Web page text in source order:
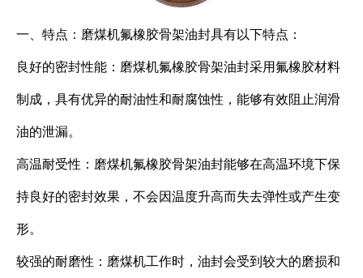
一、特点：磨煤机氟橡胶骨架油封具有以下特点：
良好的密封性能：磨煤机氟橡胶骨架油封采用氟橡胶材料
制成，具有优异的耐油性和耐腐蚀性，能够有效阻止润滑
油的泄漏。
高温耐受性：磨煤机氟橡胶骨架油封能够在高温环境下保
持良好的密封效果，不会因温度升高而失去弹性或产生变
形。
较强的耐磨性：磨煤机工作时，油封会受到较大的磨损和